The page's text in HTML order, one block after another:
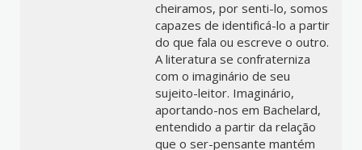
cheiramos, por senti-lo, somos
capazes de identificá-lo a partir
do que fala ou escreve o outro.
A literatura se confraterniza
com o imaginário de seu
sujeito-leitor. Imaginário,
aportando-nos em Bachelard,
entendido a partir da relação
que o ser-pensante mantém